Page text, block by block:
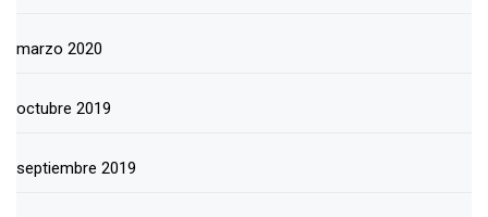
marzo 2020
octubre 2019
septiembre 2019